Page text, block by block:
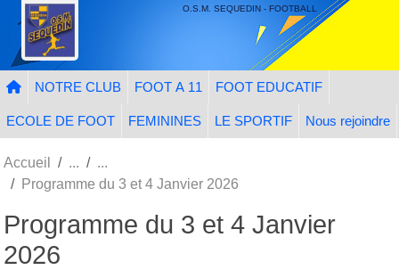
O.S.M. SEQUEDIN - FOOTBALL
NOTRE CLUB FOOT A 11 FOOT EDUCATIF
ECOLE DE FOOT FEMININES LE SPORTIF Nous rejoindre
Accueil
Programme du 3 et 4 Janvier 2026
Programme du 3 et 4 Janvier
2026
Panneau de gestion des cookies